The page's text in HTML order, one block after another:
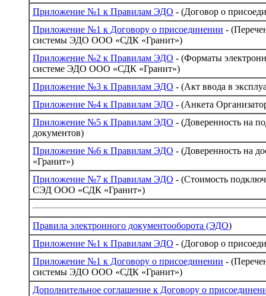
Приложение №1 к Правилам ЭДО - (Договор о
Приложение №1 к Договору о присоединении -
системы ЭДО ООО «СДК «Гранит»)
Приложение №2 к Правилам ЭДО - (Форматы
системе ЭДО ООО «СДК «Гранит»)
Приложение №3 к Правилам ЭДО - (Акт ввода в
Приложение №4 к Правилам ЭДО - (Анкета
Приложение №5 к Правилам ЭДО - (Доверенность на
документов)
Приложение №6 к Правилам ЭДО - (Доверенность на
«Гранит»)
Приложение №7 к Правилам ЭДО - (Стоимость
СЭД ООО «СДК «Гранит»)
Правила электронного документооборота (ЭДО)
Приложение №1 к Правилам ЭДО - (Договор о
Приложение №1 к Договору о присоединении -
системы ЭДО ООО «СДК «Гранит»)
Дополнительное соглашение к Договору о